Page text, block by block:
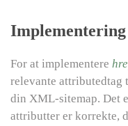
For at implementere
relevante attributedtag
din XML-sitemap. Det
attributter er korrekte,